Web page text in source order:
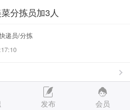
分拣员加3人
递员/分拣
长期工1名 试电 放配件
发布 会员